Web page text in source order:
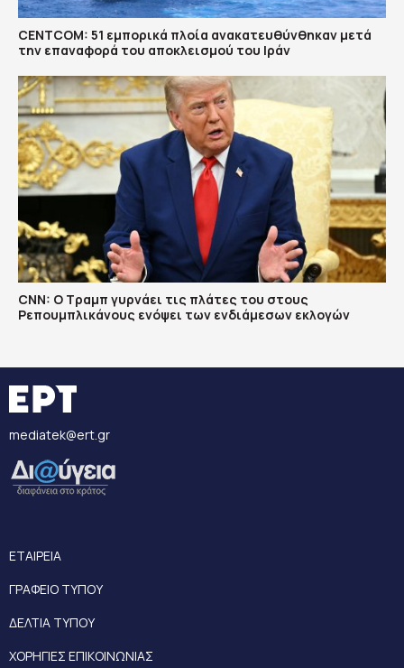
CENTCOM: 51 εμπορικά πλοία ανακατευθύνθηκαν μετά
την επαναφορά του αποκλεισμού του Ιράν
CNN: Ο Τραμπ γυρνάει τις πλάτες του στους
Ρεπουμπλικάνους ενόψει των ενδιάμεσων εκλογών
mediatek@ert.gr
ΕΤΑΙΡΕΙΑ
ΓΡΑΦΕΙΟ ΤΥΠΟΥ
ΔΕΛΤΙΑ ΤΥΠΟΥ
ΧΟΡΗΓΙΕΣ ΕΠΙΚΟΙΝΩΝΙΑΣ